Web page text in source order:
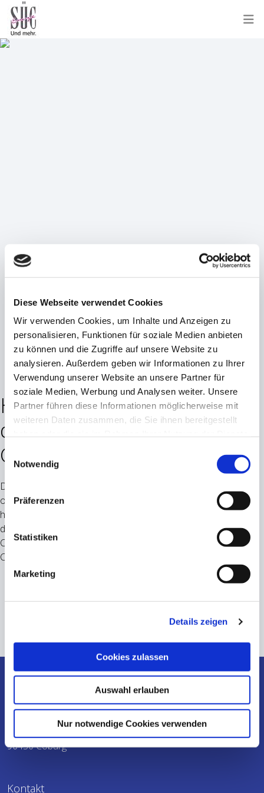
Diese Webseite verwendet Cookies
Wir verwenden Cookies, um Inhalte und Anzeigen zu
personalisieren, Funktionen für soziale Medien anbieten
zu können und die Zugriffe auf unsere Website zu
analysieren. Außerdem geben wir Informationen zu Ihrer
Verwendung unserer Website an unsere Partner für
soziale Medien, Werbung und Analysen weiter. Unsere
Partner führen diese Informationen möglicherweise mit
weiteren Daten zusammen, die Sie ihnen bereitgestellt
Einwilligungsauswahl
Notwendig
Präferenzen
Statistiken
Marketing
Details zeigen
Cookies zulassen
Auswahl erlauben
Nur notwendige Cookies verwenden
Herzlich Willkommen auf
dem Verkehrslandeplatz
Coburg Brandsteinsebene
Der Verkehrslandeplatz Coburg Brandensteinsebene liegt
oberhalb der Stadt und der Veste Coburg, eingebettet in eine
herrliche Mittelgebirgslandschaft zwischen Thüringerwald und
dem Maintal. Er hat sich durch das Engagement der Stadt
Coburg, die ansässigen Firmen und durch den Aero Club
Coburg zu einem modernen Flugplatz entwickelt.
SÜC Verkehrslandeplatz GmbH
96450 Coburg
Kontakt